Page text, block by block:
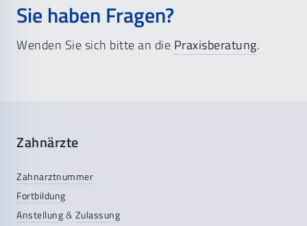
Sie haben Fragen?
Wenden Sie sich bitte an die Praxisberatung.
Zahnärzte
Zahnarztnummer
Fortbildung
Anstellung& Zulassung